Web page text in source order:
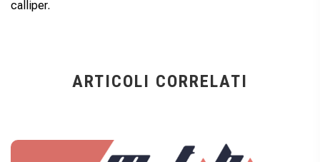
calliper.
ARTICOLI CORRELATI